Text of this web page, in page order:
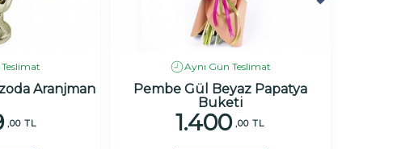
Aranjman
,00 TL
Aynı Gün Teslimat
Pembe Gül Beyaz Papatya
Buketi
1.400 ,00 TL